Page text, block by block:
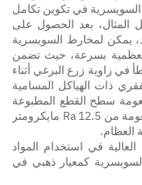
في تكوين تكامل
المثال، بعد الحصول على
يمكن لمخارط السويسرية
بسرعة، حيث تضمن
مم أن يكون الخطأ في زاوية زرع البرغي أثناء
الفقري ذات الهياكل المسامية
سطح القطع المطبوعة
ثلاثيًا من خلال التشغيل الثانوي، مما يحسّن النعومة من Ra 12.5 مايكرومتر
في استخدام المواد
كمعيار ذهبي في